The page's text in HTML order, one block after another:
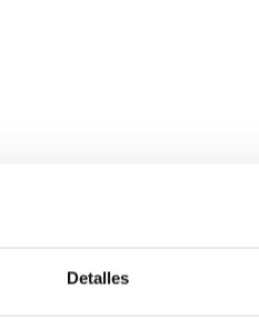
Detalles